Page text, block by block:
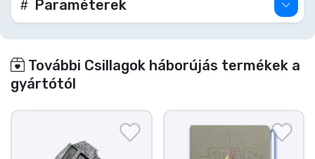
Paraméterek
További Csillagok háborújás termékek a
gyártótól